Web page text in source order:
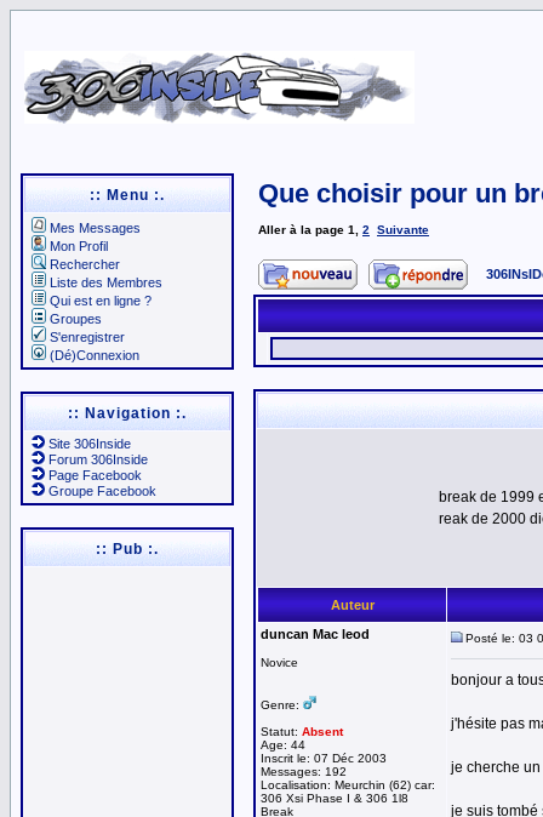
:: Menu :.
Mes Messages
Mon Profil
Rechercher
Liste des Membres
Qui est en ligne ?
Groupes
S'enregistrer
(Dé)Connexion
:: Navigation :.
Site 306Inside
Forum 306Inside
Page Facebook
Groupe Facebook
:: Pub :.
Que choisir pour un
Aller à la page 1 2 Suivante
break de 1999
reak de 2000
Auteur
duncan Mac leod
Novice
Genre:
Statut: Absent
Age: 44
Inscrit le: 07 Déc 2003
Messages: 192
Localisation: Meurchin (62) car:
306 Xsi Phase I & 306 1l8
Break
Posté le: 03
bonjour a
j'hésite pas
je cherche
je suis tombé